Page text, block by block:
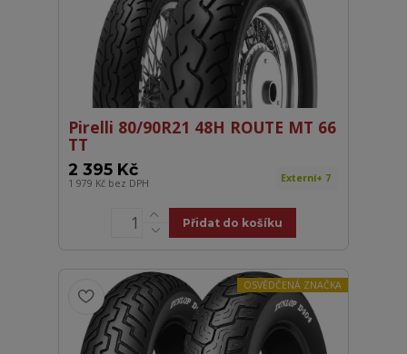
Pirelli 80/90R21 48H ROUTE MT 66
TT
2 395 Kč
1 979 Kč bez DPH Externí+ 7
Přidat do košíku
OSVĚDČENÁ ZNAČKA